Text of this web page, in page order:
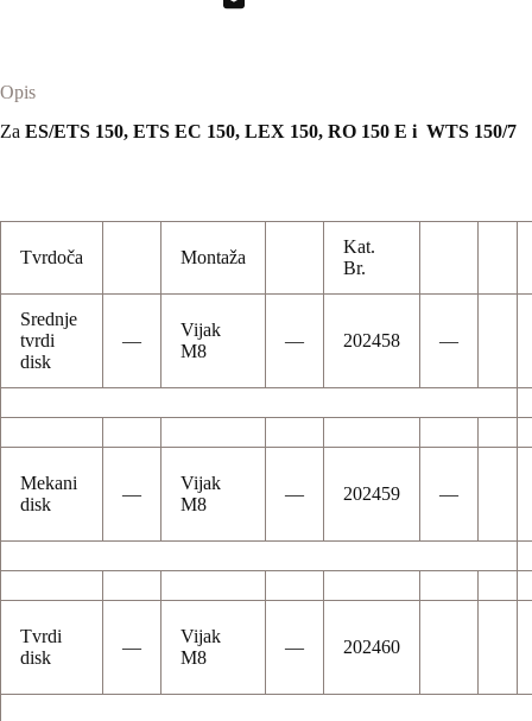
Opis
Za ES/ETS 150, ETS EC 150, LEX 150, RO 150 E i WTS 150/7
Tvrdoča Montaža
Kat.
Br.
Srednje
tvrdi
disk
—
Vijak
M8
— 202458 —
Mekani
disk
—
Vijak
M8
— 202459 —
Tvrdi
disk
—
Vijak
M8
— 202460